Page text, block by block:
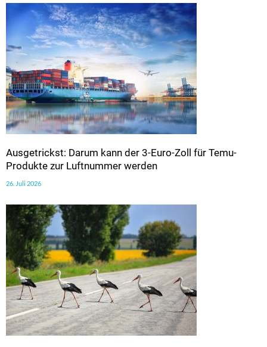
Ausgetrickst: Darum kann der 3-Euro-Zoll für Temu-
Produkte zur Luftnummer werden
26. Juli 2026